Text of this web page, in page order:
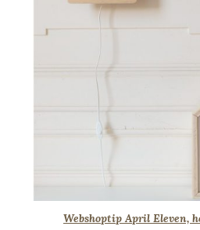
Webshoptip April Eleven,